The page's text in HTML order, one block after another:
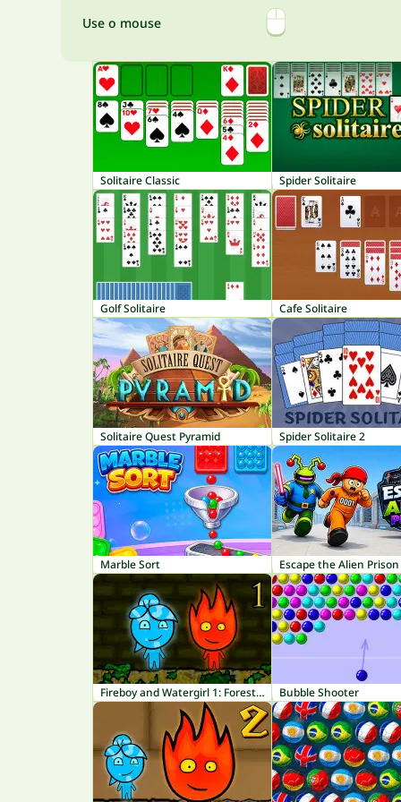
Use o mouse
Solitaire Classic Spider Solitaire
Golf Solitaire Cafe Solitaire
Solitaire Quest Pyramid Spider Solitaire 2
Marble Sort Escape the Alien Prison
Fireboy and Watergirl 1: Forest Temple Bubble Shooter